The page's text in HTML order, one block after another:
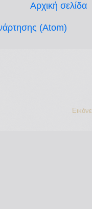
Αρχική σελίδα
(Atom)